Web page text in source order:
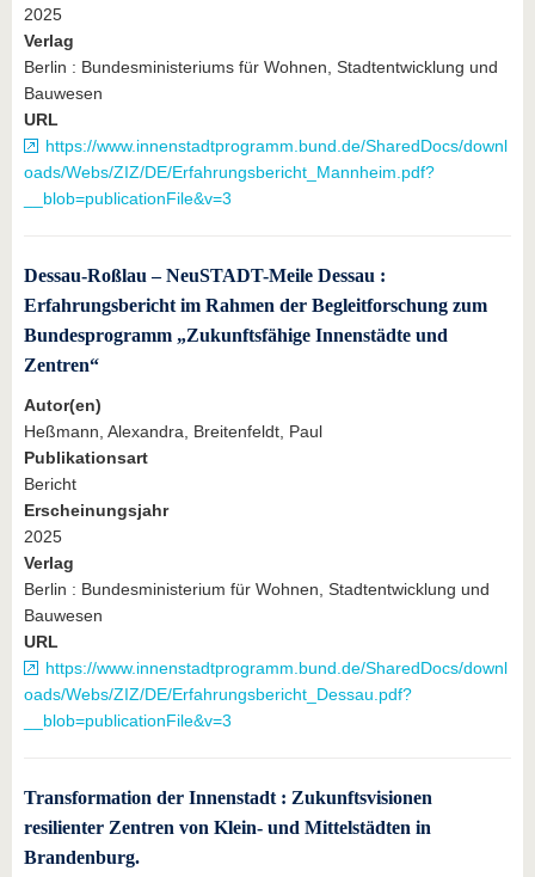
2025
Verlag
Berlin : Bundesministeriums für Wohnen, Stadtentwicklung und
Bauwesen
URL
https://www.innenstadtprogramm.bund.de/SharedDocs/downl
oads/Webs/ZIZ/DE/Erfahrungsbericht_Mannheim.pdf?
__blob=publicationFile&v=3
Dessau-Roßlau – NeuSTADT-Meile Dessau :
Erfahrungsbericht im Rahmen der Begleitforschung zum
Bundesprogramm „Zukunftsfähige Innenstädte und
Zentren“
Autor(en)
Heßmann, Alexandra, Breitenfeldt, Paul
Publikationsart
Bericht
Erscheinungsjahr
2025
Verlag
Berlin : Bundesministerium für Wohnen, Stadtentwicklung und
Bauwesen
URL
https://www.innenstadtprogramm.bund.de/SharedDocs/downl
oads/Webs/ZIZ/DE/Erfahrungsbericht_Dessau.pdf?
__blob=publicationFile&v=3
Transformation der Innenstadt : Zukunftsvisionen
resilienter Zentren von Klein- und Mittelstädten in
Brandenburg.